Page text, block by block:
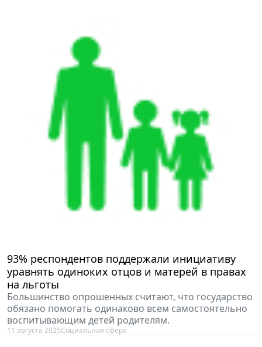
93% респондентов поддержали инициативу
уравнять одиноких отцов и матерей в правах
на льготы
Большинство опрошенных считают, что государство
обязано помогать одинаково всем самостоятельно
воспитывающим детей родителям.
11 августа 2025Социальная сфера